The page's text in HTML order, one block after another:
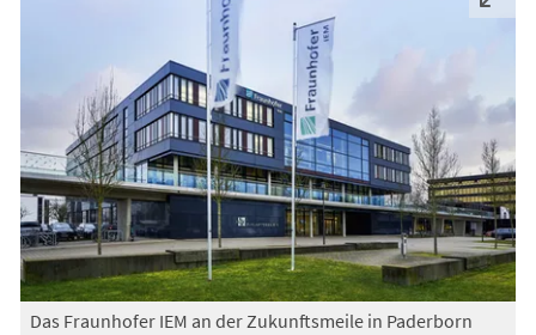
Das Fraunhofer IEM an der Zukunftsmeile in Paderborn